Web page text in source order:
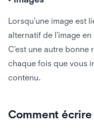
Lorsqu’une image est
alternatif de l’image
C’est une autre
chaque fois que vous
contenu.
Comment